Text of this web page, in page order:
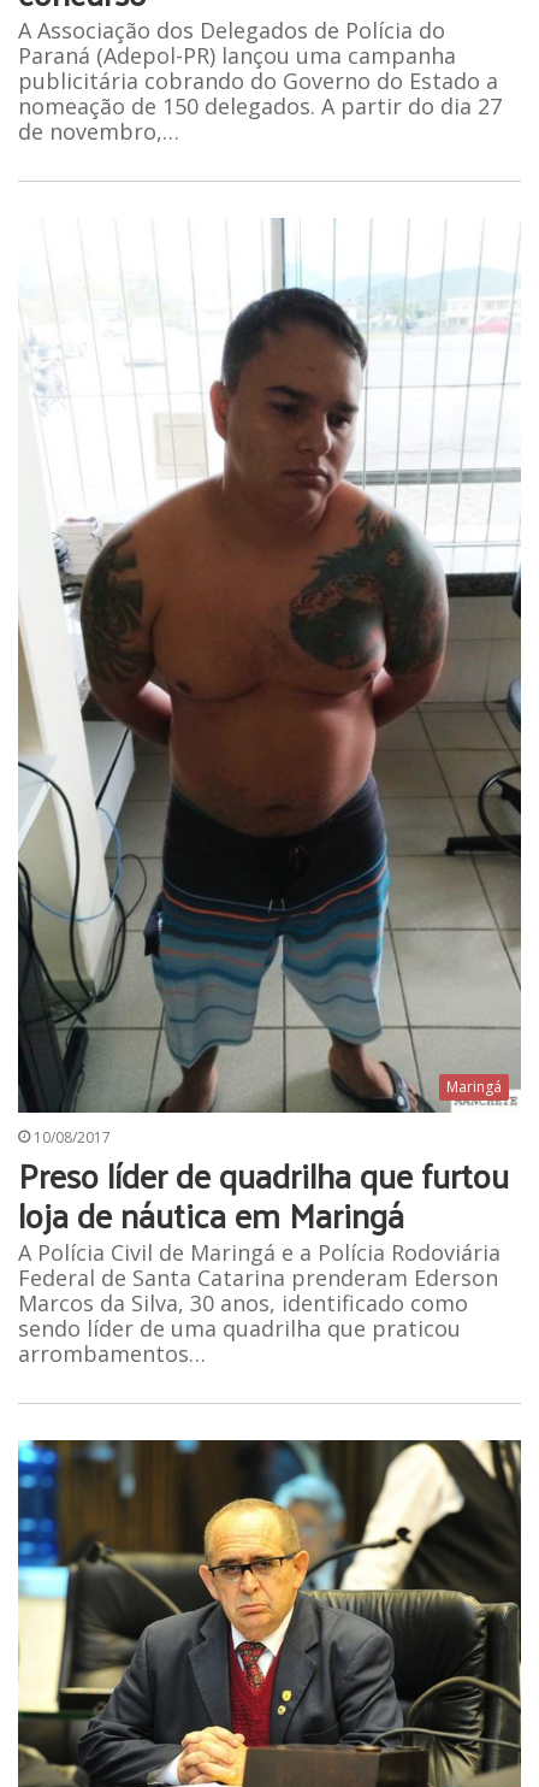
A Associação dos Delegados de Polícia do
Paraná (Adepol-PR) lançou uma campanha
publicitária cobrando do Governo do Estado a
nomeação de 150 delegados. A partir do dia 27
de novembro,…
Maringá
10/08/2017
Preso líder de quadrilha que furtou
loja de náutica em Maringá
A Polícia Civil de Maringá e a Polícia Rodoviária
Federal de Santa Catarina prenderam Ederson
Marcos da Silva, 30 anos, identificado como
sendo líder de uma quadrilha que praticou
arrombamentos…